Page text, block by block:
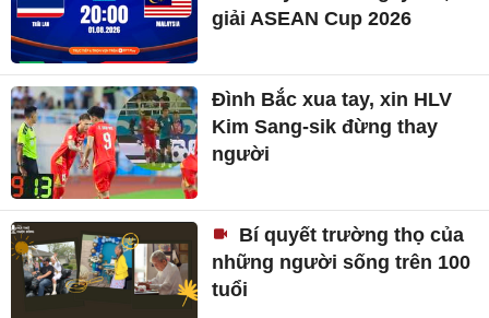
giải ASEAN Cup 2026
Đình Bắc xua tay, xin HLV
Kim Sang-sik đừng thay
người
Bí quyết trường thọ của
những người sống trên 100
tuổi